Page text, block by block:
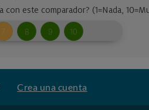
Crea una cuenta